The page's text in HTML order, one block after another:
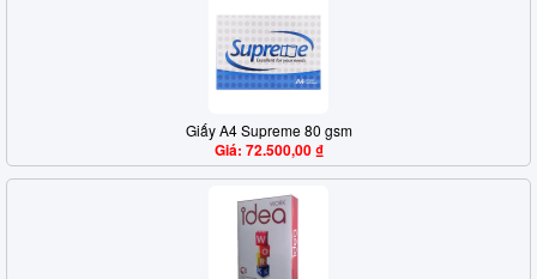
Giấy A4 Supreme 80 gsm
Giá: 72.500,00 ₫